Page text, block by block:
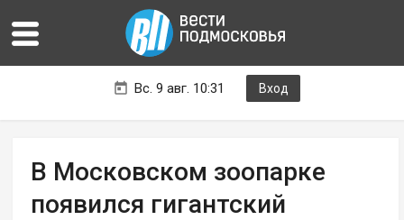
Вс. 9 авг. 10:31 Вход
В Московском зоопарке
появился гигантский